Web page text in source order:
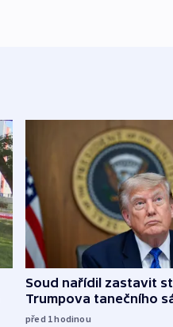
Soud nařídil zastavit
Trumpova tanečního
před 1hodinou